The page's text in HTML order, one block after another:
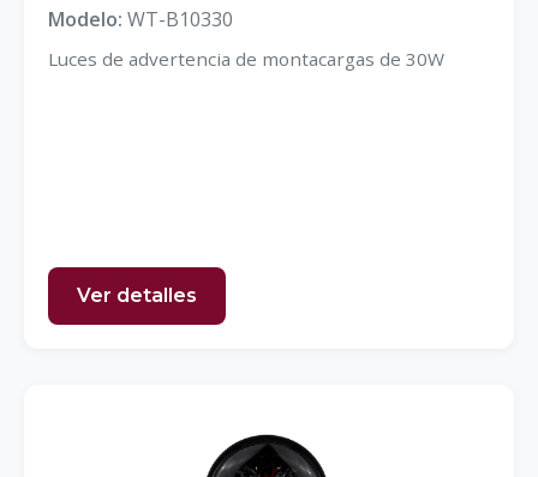
Modelo: WT-B10330
Luces de advertencia de montacargas de 30W
Ver detalles